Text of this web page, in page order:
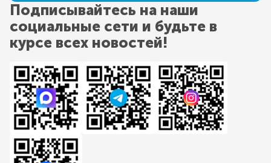
Подписывайтесь на наши
социальные сети и будьте в
курсе всех новостей!